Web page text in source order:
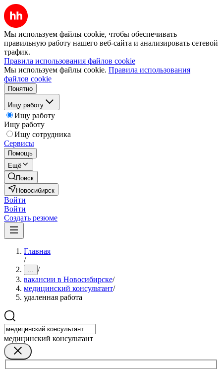
Мы используем файлы cookie, чтобы обеспечивать
правильную работу нашего веб-сайта и анализировать сетевой
трафик.
Правила использования файлов cookie
Мы используем файлы cookie. Правила использования
файлов cookie
Понятно
Ищу работу
Ищу работу
Ищу работу
Ищу сотрудника
Сервисы
Помощь
Ещё
Поиск
Новосибирск
Войти
Войти
Создать резюме
Главная
/
... /
вакансии в Новосибирске/
медицинский консультант/
удаленная работа
медицинский консультант